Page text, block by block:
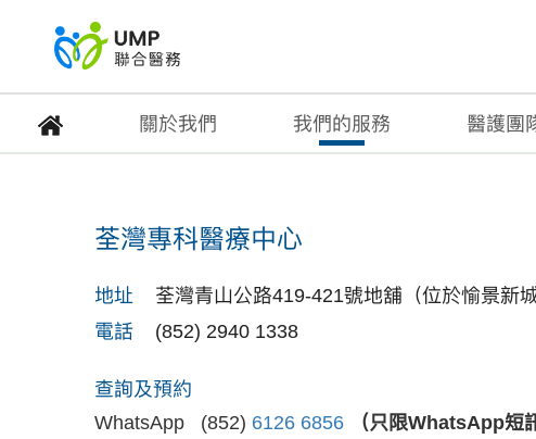
關於我們 我們的服務 醫護團
荃灣專科醫療中心
荃灣專科醫療中心
地址
荃灣青山公路419-421號地舖（位於愉景新
電話
(852) 2940 1338
查詢及預約
WhatsApp (852) 6126 6856 （只限WhatsApp短